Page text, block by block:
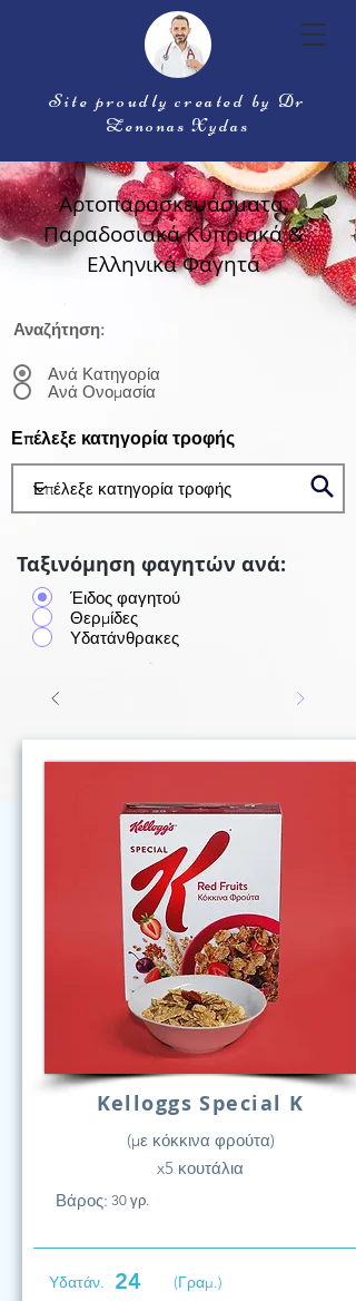
Site proudly created by Dr
Zenonas Xydas
Αρτοπαρασκευάσματα,
Παραδοσιακά Κυπριακά &
Ελληνικά Φαγητά
Αναζήτηση:
Ανά Κατηγορία
Ανά Ονομασία
Επέλεξε κατηγορία τροφής
Ταξινόμηση φαγητών ανά:
Έιδος φαγητού
Θερμίδες
Υδατάνθρακες
Kelloggs Special K
(με κόκκινα φρούτα)
x5 κουτάλια
Βάρος: 30 γρ.
Υδατάν. 24 (Γραμ.)